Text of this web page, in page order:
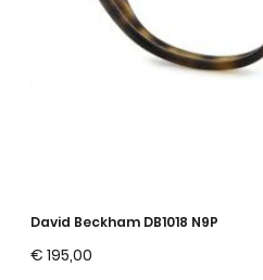
David Beckham DB1018 N9P
Prijs
€ 195,00